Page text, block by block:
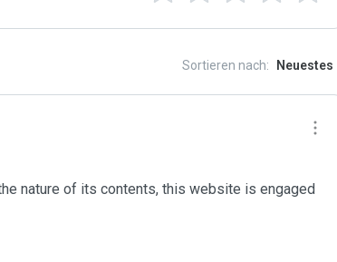
Sortieren nach: Neuestes
nature of its contents, this website is engaged